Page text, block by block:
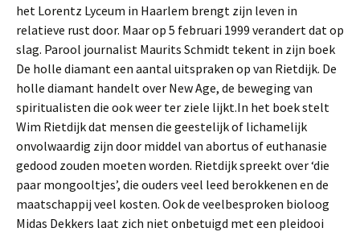
het Lorentz Lyceum in Haarlem brengt zijn leven in
relatieve rust door. Maar op 5 februari 1999 verandert dat op
slag. Parool journalist Maurits Schmidt tekent in zijn boek
De holle diamant een aantal uitspraken op van Rietdijk. De
holle diamant handelt over New Age, de beweging van
spiritualisten die ook weer ter ziele lijkt.In het boek stelt
Wim Rietdijk dat mensen die geestelijk of lichamelijk
onvolwaardig zijn door middel van abortus of euthanasie
gedood zouden moeten worden. Rietdijk spreekt over ‘die
paar mongooltjes’, die ouders veel leed berokkenen en de
maatschappij veel kosten. Ook de veelbesproken bioloog
Midas Dekkers laat zich niet onbetuigd met een pleidooi